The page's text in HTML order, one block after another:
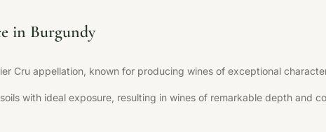
in Burgundy
Cru appellation, known for producing wines of exceptional
with ideal exposure, resulting in wines of remarkable depth and